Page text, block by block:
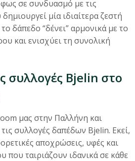
σε συνδυασμό με τις
μία ιδιαίτερα ζεστή
δάπεδο “δένει” αρμονικά με το
και ενισχύει τη συνολική
συλλογές Bjelin στο
μας στην Παλλήνη και
συλλογές δαπέδων Bjelin. Εκεί,
αποχρώσεις, υφές και
που ταιριάζουν ιδανικά σε κάθε